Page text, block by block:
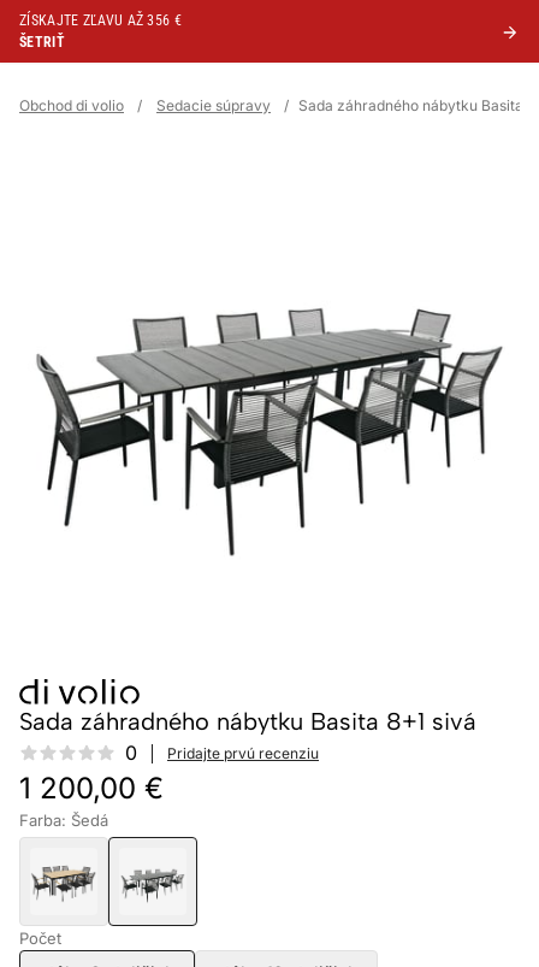
ZÍSKAJTE ZĽAVU AŽ 356 €
ŠETRIŤ
Obchod di volio / Sedacie súpravy / Sada záhradného nábytku Basita
Sada záhradného nábytku Basita 8+1 sivá
Reviews 0 Pridajte prvú recenziu
1 200,00 €
Farba: Šedá
Počet